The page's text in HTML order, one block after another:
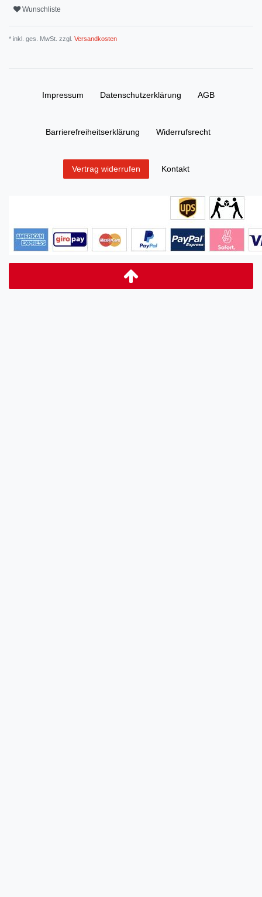
Wunschliste
* inkl. ges. MwSt. zzgl. Versandkosten
Impressum Daten­schutz­erklärung AGB
Barrierefreiheitserklärung Widerrufs­recht
Vertrag widerrufen Kontakt